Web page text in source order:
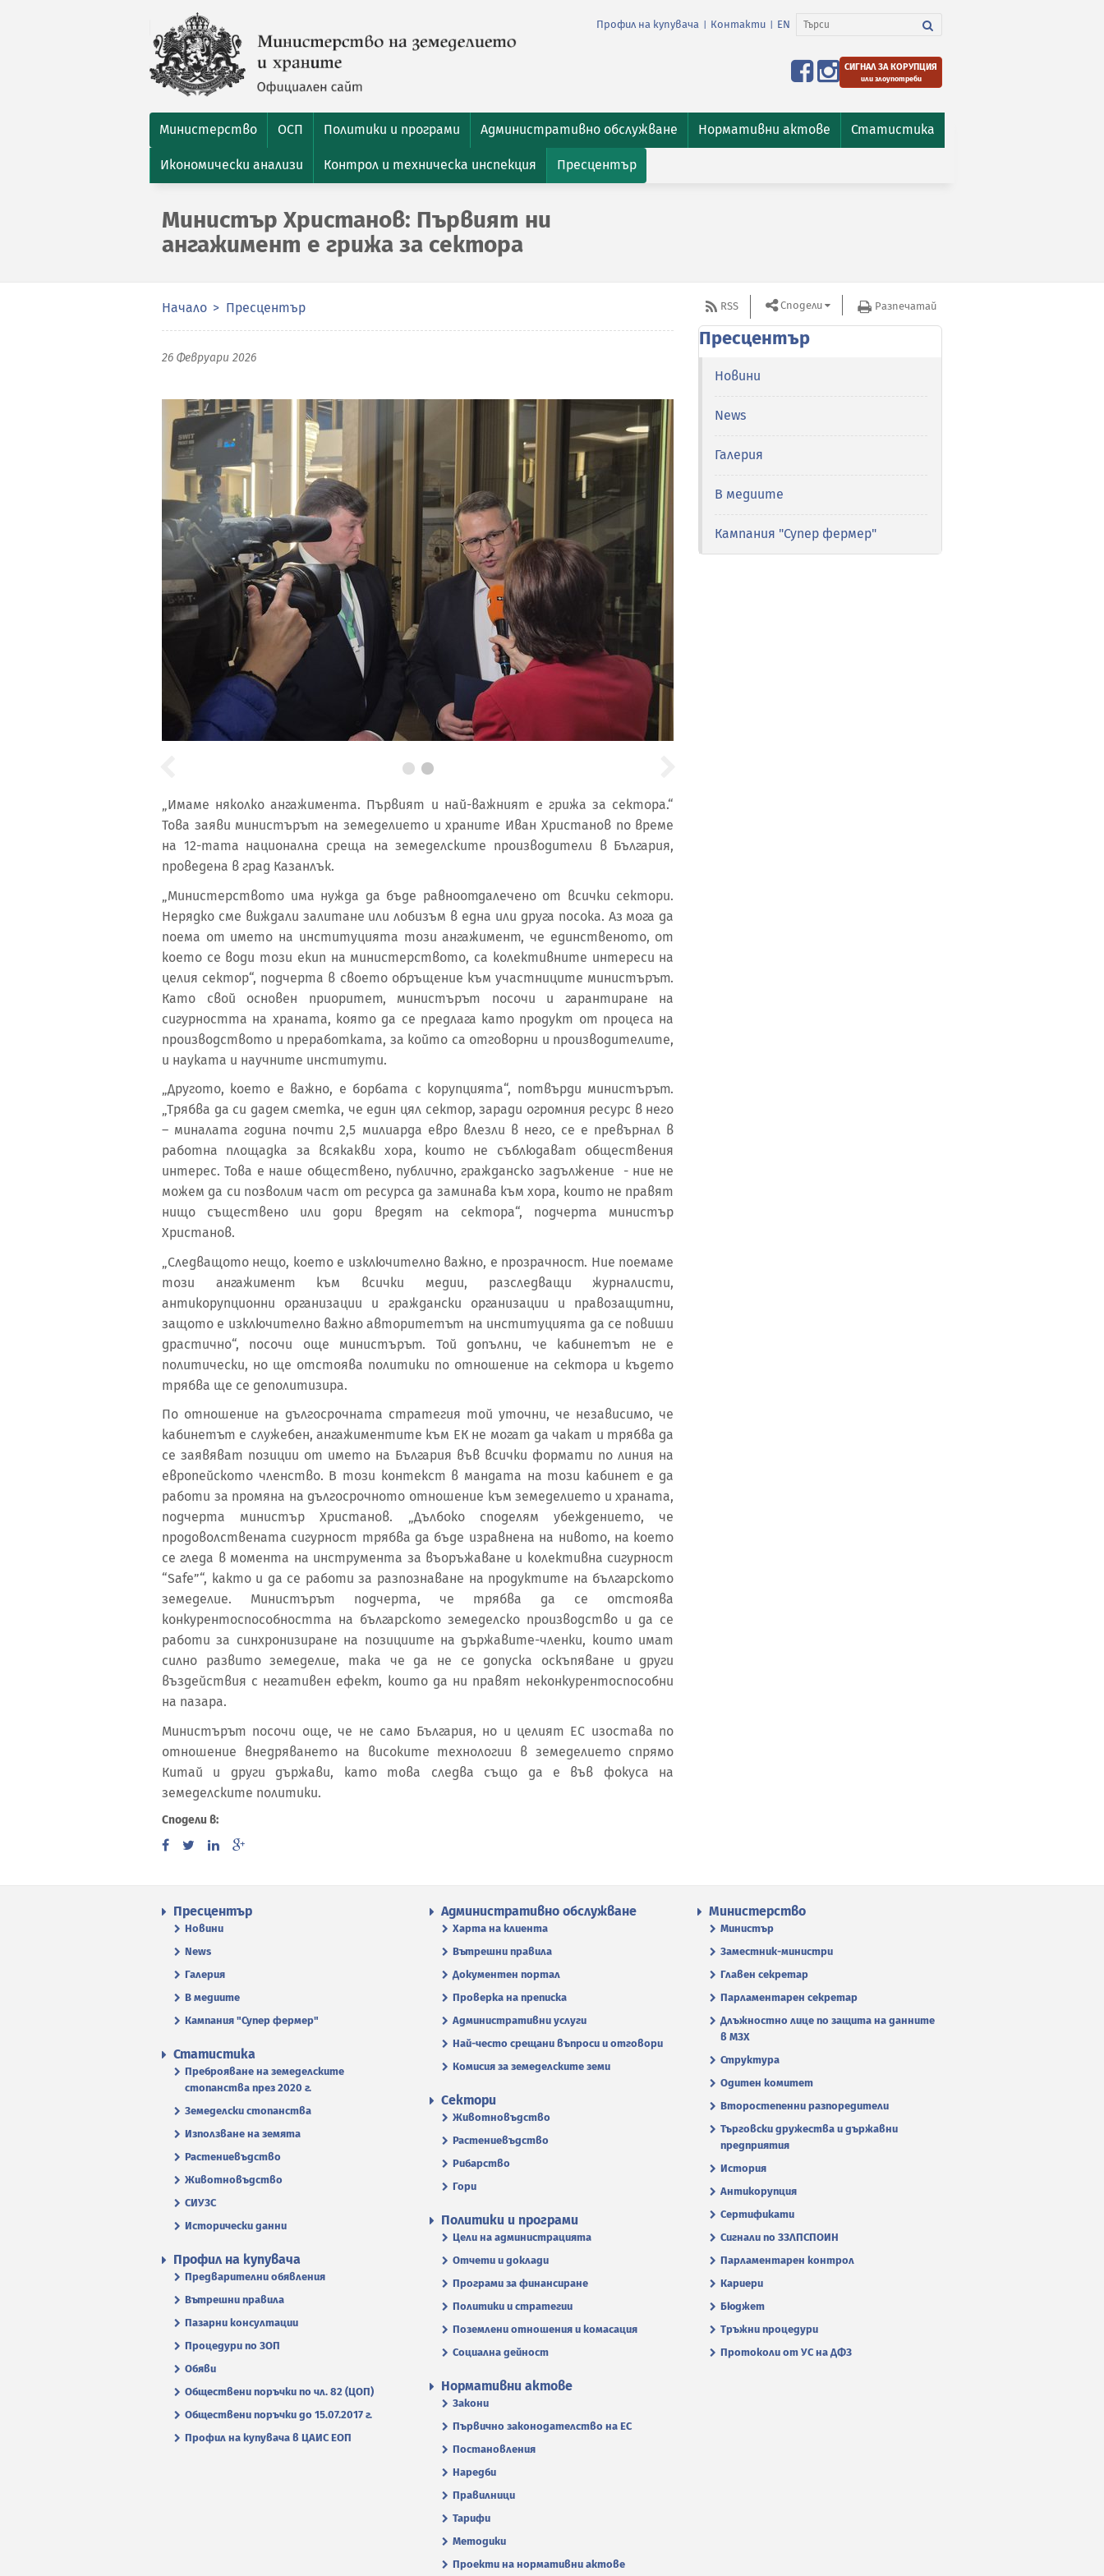
Профил на купувача Контакти EN
СИГНАЛ ЗА КОРУПЦИЯ
или злоупотреби
Министерство ОСП Политики и програми Административно обслужване Нормативни актове Статистика
Икономически анализи Контрол и техническа инспекция Пресцентър
Министър Христанов: Първият ни
ангажимент е грижа за сектора
Начало Пресцентър
26 Февруари 2026
„Имаме няколко ангажимента. Първият и най-важният е грижа за сектора.“
Това заяви министърът на земеделието и храните Иван Христанов по време
на 12-тата национална среща на земеделските производители в България,
проведена в град Казанлък.
„Министерството има нужда да бъде равноотдалечено от всички сектори.
Нерядко сме виждали залитане или лобизъм в една или друга посока. Аз мога да
поема от името на институцията този ангажимент, че единственото, от
което се води този екип на министерството, са колективните интереси на
целия сектор“, подчерта в своето обръщение към участниците министърът.
Като свой основен приоритет, министърът посочи и гарантиране на
сигурността на храната, която да се предлага като продукт от процеса на
производството и преработката, за който са отговорни и производителите,
и науката и научните институти.
„Другото, което е важно, е борбата с корупцията“, потвърди министърът.
„Трябва да си дадем сметка, че един цял сектор, заради огромния ресурс в него
– миналата година почти 2,5 милиарда евро влезли в него, се е превърнал в
работна площадка за всякакви хора, които не съблюдават обществения
интерес. Това е наше обществено, публично, гражданско задължение - ние не
можем да си позволим част от ресурса да заминава към хора, които не правят
нищо съществено или дори вредят на сектора“, подчерта министър
Христанов.
„Следващото нещо, което е изключително важно, е прозрачност. Ние поемаме
този ангажимент към всички медии, разследващи журналисти,
антикорупционни организации и граждански организации и правозащитни,
защото е изключително важно авторитетът на институцията да се повиши
драстично“, посочи още министърът. Той допълни, че кабинетът не е
политически, но ще отстоява политики по отношение на сектора и където
трябва ще се деполитизира.
По отношение на дългосрочната стратегия той уточни, че независимо, че
кабинетът е служебен, ангажиментите към ЕК не могат да чакат и трябва да
се заявяват позиции от името на България във всички формати по линия на
европейското членство. В този контекст в мандата на този кабинет е да
работи за промяна на дългосрочното отношение към земеделието и храната,
подчерта министър Христанов. „Дълбоко споделям убеждението, че
продоволствената сигурност трябва да бъде изравнена на нивото, на което
се гледа в момента на инструмента за въоръжаване и колективна сигурност
“Safe”“, както и да се работи за разпознаване на продуктите на българското
земеделие. Министърът подчерта, че трябва да се отстоява
конкурентоспособността на българското земеделско производство и да се
работи за синхронизиране на позициите на държавите-членки, които имат
силно развито земеделие, така че да не се допуска оскъпяване и други
въздействия с негативен ефект, които да ни правят неконкурентоспособни
на пазара.
Министърът посочи още, че не само България, но и целият ЕС изостава по
отношение внедряването на високите технологии в земеделието спрямо
Китай и други държави, като това следва също да е във фокуса на
земеделските политики.
Сподели в:
RSS Сподели Разпечатай
Пресцентър
Новини
News
Галерия
В медиите
Кампания "Супер фермер"
Пресцентър
Новини
News
Галерия
В медиите
Кампания "Супер фермер"
Административно обслужване
Харта на клиента
Вътрешни правила
Документен портал
Проверка на преписка
Административни услуги
Най-често срещани въпроси и отговори
Комисия за земеделските земи
Министерство
Министър
Заместник-министри
Главен секретар
Парламентарен секретар
Длъжностно лице по защита на данните
в МЗХ
Структура
Одитен комитет
Второстепенни разпоредители
Търговски дружества и държавни
предприятия
История
Антикорупция
Сертификати
Сигнали по ЗЗЛПСПОИН
Парламентарен контрол
Кариери
Бюджет
Тръжни процедури
Протоколи от УС на ДФЗ
Статистика
Преброяване на земеделските
стопанства през 2020 г.
Земеделски стопанства
Използване на земята
Растениевъдство
Животновъдство
СИУЗС
Исторически данни
Сектори
Животновъдство
Растениевъдство
Рибарство
Гори
Политики и програми
Цели на администрацията
Отчети и доклади
Програми за финансиране
Политики и стратегии
Поземлени отношения и комасация
Социална дейност
Профил на купувача
Предварителни обявления
Вътрешни правила
Пазарни консултации
Процедури по ЗОП
Обяви
Обществени поръчки по чл. 82 (ЦОП)
Обществени поръчки до 15.07.2017 г.
Профил на купувача в ЦАИС ЕОП
Нормативни актове
Закони
Първично законодателство на ЕС
Постановления
Наредби
Правилници
Тарифи
Методики
Проекти на нормативни актове